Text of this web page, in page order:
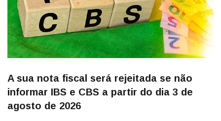
A sua nota fiscal será rejeitada se não
informar IBS e CBS a partir do dia 3 de
agosto de 2026